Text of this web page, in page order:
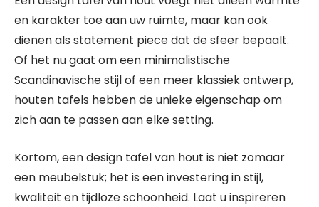
en karakter toe aan uw ruimte, maar kan ook
dienen als statement piece dat de sfeer bepaalt.
Of het nu gaat om een minimalistische
Scandinavische stijl of een meer klassiek ontwerp,
houten tafels hebben de unieke eigenschap om
zich aan te passen aan elke setting.
Kortom, een design tafel van hout is niet zomaar
een meubelstuk; het is een investering in stijl,
kwaliteit en tijdloze schoonheid. Laat u inspireren